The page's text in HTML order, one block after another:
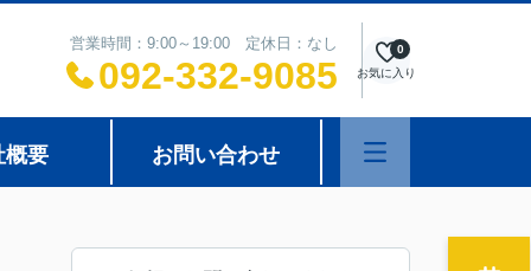
営業時間：9:00～19:00 定休日：なし
092-332-9085 お気に入り
0
概要 お問い合わせ